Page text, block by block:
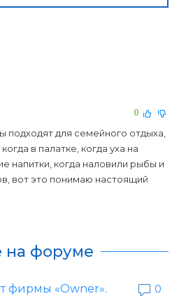
0
для семейного отдыха,
в палатке, когда уха на
напитки, когда наловили рыбы и
вот это понимаю настоящий
на форуме
фирмы «Owner».
0